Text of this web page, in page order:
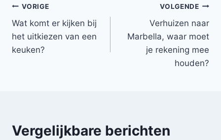
Bericht
navigatie
VORIGE
Wat komt er kijken bij
het uitkiezen van een
keuken?
VOLGENDE
Verhuizen naar
Marbella, waar moet
je rekening mee
houden?
Vergelijkbare berichten